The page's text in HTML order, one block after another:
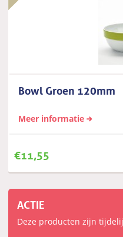
Bowl Groen 120mm
Meer informatie
€11,55
ACTIE
Deze producten zijn